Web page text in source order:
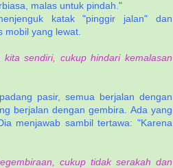
malas untuk pindah."
katak "pinggir jalan" dan
mobil yang lewat.
sendiri, cukup hindari kemalasan
pasir, semua berjalan dengan
berjalan dengan gembira. Ada yang
menjawab sambil tertawa: "Karena
cukup tidak serakah dan